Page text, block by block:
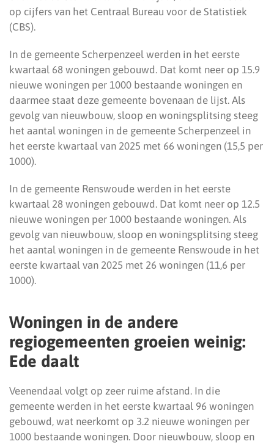
op cijfers van het Centraal Bureau voor de Statistiek
(CBS).
In de gemeente Scherpenzeel werden in het eerste
kwartaal 68 woningen gebouwd. Dat komt neer op 15.9
nieuwe woningen per 1000 bestaande woningen en
daarmee staat deze gemeente bovenaan de lijst. Als
gevolg van nieuwbouw, sloop en woningsplitsing steeg
het aantal woningen in de gemeente Scherpenzeel in
het eerste kwartaal van 2025 met 66 woningen (15,5 per
1000).
In de gemeente Renswoude werden in het eerste
kwartaal 28 woningen gebouwd. Dat komt neer op 12.5
nieuwe woningen per 1000 bestaande woningen. Als
gevolg van nieuwbouw, sloop en woningsplitsing steeg
het aantal woningen in de gemeente Renswoude in het
eerste kwartaal van 2025 met 26 woningen (11,6 per
1000).
Woningen in de andere
regiogemeenten groeien weinig:
Ede daalt
Veenendaal volgt op zeer ruime afstand. In die
gemeente werden in het eerste kwartaal 96 woningen
gebouwd, wat neerkomt op 3.2 nieuwe woningen per
1000 bestaande woningen. Door nieuwbouw, sloop en